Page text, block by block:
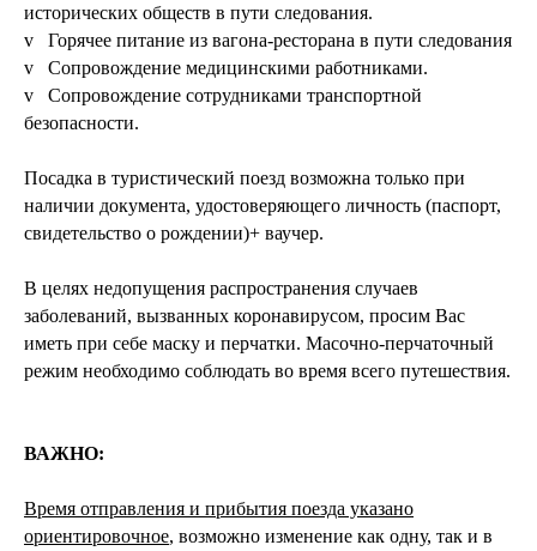
исторических обществ в пути следования.
v Горячее питание из вагона-ресторана в пути следования
v Сопровождение медицинскими работниками.
v Сопровождение сотрудниками транспортной
безопасности.
Посадка в туристический поезд возможна только при
наличии документа, удостоверяющего личность (паспорт,
свидетельство о рождении)+ ваучер.
В целях недопущения распространения случаев
заболеваний, вызванных коронавирусом, просим Вас
иметь при себе маску и перчатки. Масочно-перчаточный
режим необходимо соблюдать во время всего путешествия.
ВАЖНО:
Время отправления и прибытия поезда указано
ориентировочное, возможно изменение как одну, так и в